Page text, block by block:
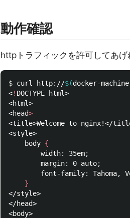
動作確認
httpトラフィックを許可してあ
$ curl http://$(docker-
<! DOCTYPE html>
<html>
<head>
<title>Welcome to nginx!</
<style>
    body
{
        width: 35em
;
        margin: 0 auto
;
font-family: Tahoma,
}
</style>
</head>
<body>